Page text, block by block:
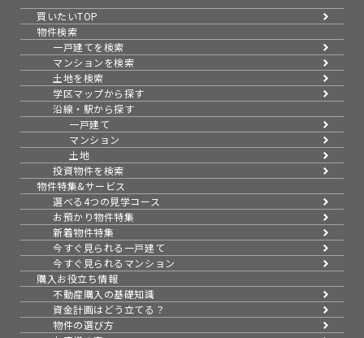
買いたいTOP
物件検索
一戸建てを検索
マンションを検索
土地を検索
学区マップから探す
沿線・駅から探す
一戸建て
マンション
土地
投資物件を検索
物件特集&サービス
選べる4つの見学コース
お預かり物件特集
新着物件特集
今すぐ見られる一戸建て
今すぐ見られるマンション
購入お役立ち情報
不動産購入の基礎知識
資金計画はどう立てる？
物件の選び方